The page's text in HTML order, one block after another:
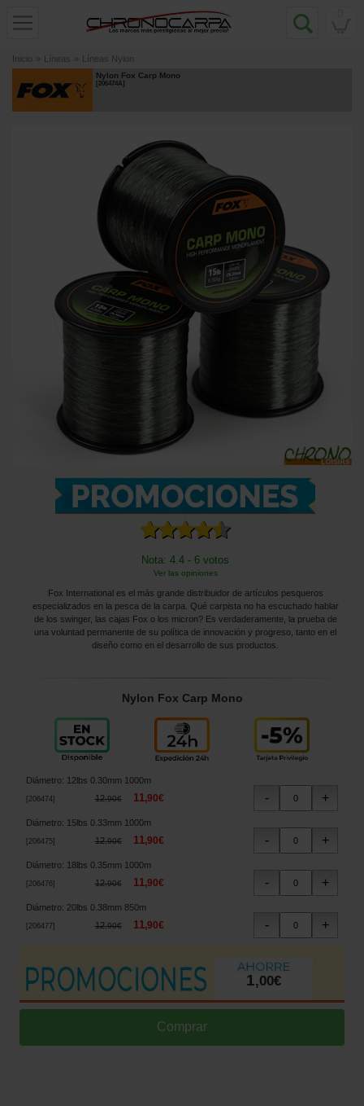
Inicio » Líneas » Líneas Nylon
Nylon Fox Carp Mono
[206474A]
Nota: 4.4 - 6 votos
Ver las opiniones
Fox International es el más grande distribuidor de artículos pesqueros
especializados en la pesca de la carpa. Qué carpista no ha escuchado hablar
de los swinger, las cajas Fox o los micron? Es verdaderamente, la prueba de
una voluntad permanente de su política de innovación y progreso, tanto en el
diseño como en el desarrollo de sus productos.
Nylon Fox Carp Mono
Diámetro: 12lbs 0.30mm 1000m
206474] 12,90€ 11,90€
Diámetro: 15lbs 0.33mm 1000m
206475] 12,90€ 11,90€
Diámetro: 18lbs 0.35mm 1000m
206476] 12,90€ 11,90€
Diámetro: 20lbs 0.38mm 850m
206477] 12,90€ 11,90€
1,00€